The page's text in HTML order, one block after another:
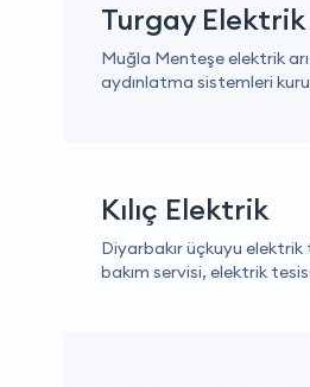
Turgay Elektrik
Muğla Menteşe elektrik
aydınlatma sistemleri
Kılıç Elektrik
Diyarbakır üçkuyu elektrik
bakım servisi, elektrik